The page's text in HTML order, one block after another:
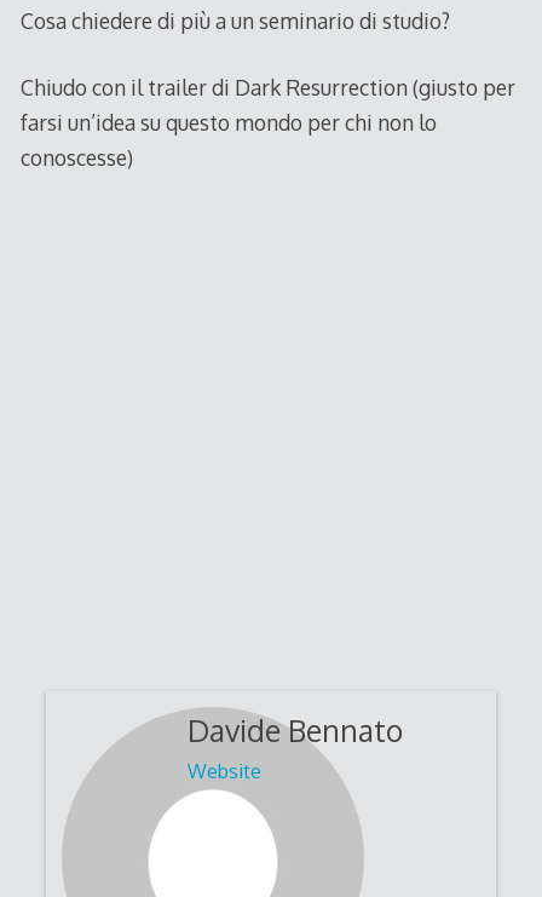
Cosa chiedere di più a un seminario di studio?
Chiudo con il trailer di Dark Resurrection (giusto per
farsi un’idea su questo mondo per chi non lo
conoscesse)
Davide Bennato
Website